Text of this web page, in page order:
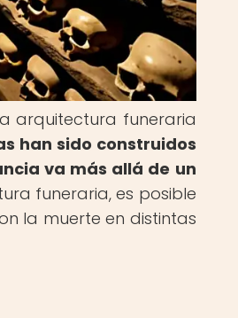
arquitectura funeraria
han sido construidos
va más allá de un
funeraria, es posible
la muerte en distintas